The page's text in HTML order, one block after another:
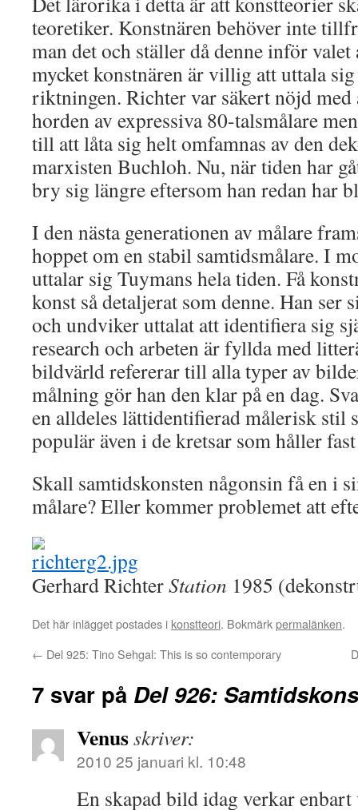
teoretiker. Konstnären behöver inte
man det och ställer då denne inför
mycket konstnären är villig att uttala
riktningen. Richter var säkert nöjd med
horden av expressiva 80-talsmålare
till att låta sig helt omfamnas av den
marxisten Buchloh. Nu, när tiden har
bry sig längre eftersom han redan har
I den nästa generationen av målare
hoppet om en stabil samtidsmålare. I
uttalar sig Tuymans hela tiden. Få
konst så detaljerat som denne. Han ser
och undviker uttalat att identifiera sig
research och arbeten är fyllda med
bildvärld refererar till alla typer av
målning gör han den klar på en dag.
en alldeles lättidentifierad målerisk stil
populär även i de kretsar som håller
Skall samtidskonsten någonsin få en i
målare? Eller kommer problemet att
Gerhard RichterStation 1985
Det här inlägget postades i konstteori. Bokmärkpermalänken.
← Del 925: Tino Sehgal: This is so contemporary
7 svar på Del 926:
Venusskriver:
2010 25 januari kl. 10:48
En skapad bild idag verkar